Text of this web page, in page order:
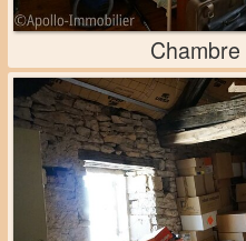
Chambre